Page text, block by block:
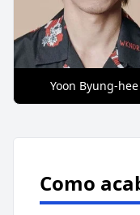
Yoon Byung-hee
Como